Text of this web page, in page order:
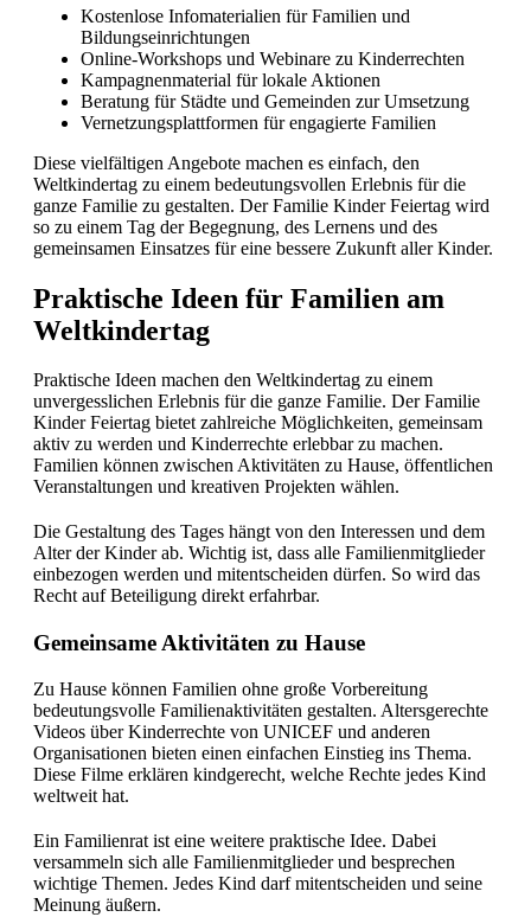
Kostenlose Infomaterialien für Familien und
Bildungseinrichtungen
Online-Workshops und Webinare zu Kinderrechten
Kampagnenmaterial für lokale Aktionen
Beratung für Städte und Gemeinden zur Umsetzung
Vernetzungsplattformen für engagierte Familien
Diese vielfältigen Angebote machen es einfach, den
Weltkindertag zu einem bedeutungsvollen Erlebnis für die
ganze Familie zu gestalten. Der Familie Kinder Feiertag wird
so zu einem Tag der Begegnung, des Lernens und des
gemeinsamen Einsatzes für eine bessere Zukunft aller Kinder.
Praktische Ideen für Familien am
Weltkindertag
Praktische Ideen machen den Weltkindertag zu einem
unvergesslichen Erlebnis für die ganze Familie. Der Familie
Kinder Feiertag bietet zahlreiche Möglichkeiten, gemeinsam
aktiv zu werden und Kinderrechte erlebbar zu machen.
Familien können zwischen Aktivitäten zu Hause, öffentlichen
Veranstaltungen und kreativen Projekten wählen.
Die Gestaltung des Tages hängt von den Interessen und dem
Alter der Kinder ab. Wichtig ist, dass alle Familienmitglieder
einbezogen werden und mitentscheiden dürfen. So wird das
Recht auf Beteiligung direkt erfahrbar.
Gemeinsame Aktivitäten zu Hause
Zu Hause können Familien ohne große Vorbereitung
bedeutungsvolle Familienaktivitäten gestalten. Altersgerechte
Videos über Kinderrechte von UNICEF und anderen
Organisationen bieten einen einfachen Einstieg ins Thema.
Diese Filme erklären kindgerecht, welche Rechte jedes Kind
weltweit hat.
Ein Familienrat ist eine weitere praktische Idee. Dabei
versammeln sich alle Familienmitglieder und besprechen
wichtige Themen. Jedes Kind darf mitentscheiden und seine
Meinung äußern.